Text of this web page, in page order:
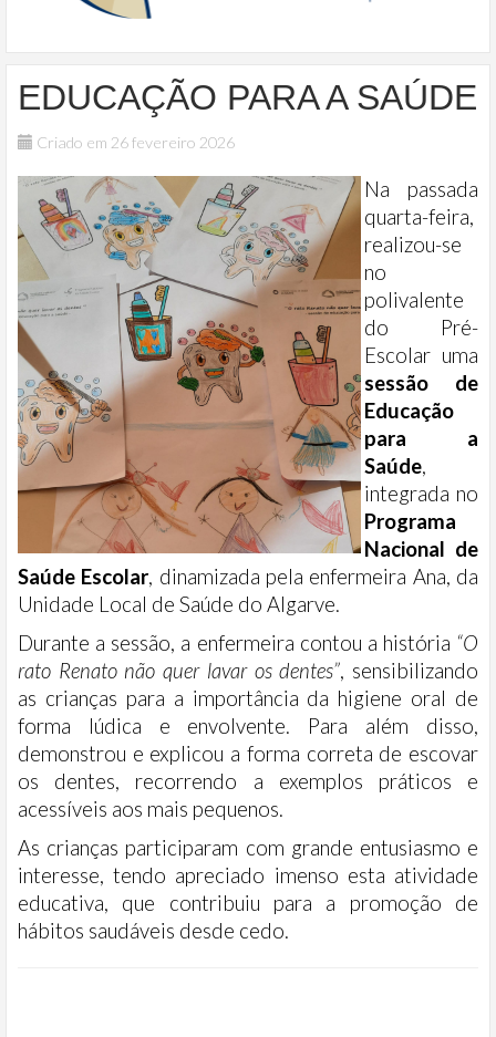
EDUCAÇÃO PARA A SAÚDE
Criado em 26 fevereiro 2026
Na passada
quarta-feira,
realizou-se
no
polivalente
do Pré-
Escolar uma
sessão de
Educação
para a
Saúde,
integrada no
Programa
Nacional de
Saúde Escolar, dinamizada pela enfermeira Ana, da
Unidade Local de Saúde do Algarve.
Durante a sessão, a enfermeira contou a história “O
rato Renato não quer lavar os dentes”, sensibilizando
as crianças para a importância da higiene oral de
forma lúdica e envolvente. Para além disso,
demonstrou e explicou a forma correta de escovar
os dentes, recorrendo a exemplos práticos e
acessíveis aos mais pequenos.
As crianças participaram com grande entusiasmo e
interesse, tendo apreciado imenso esta atividade
educativa, que contribuiu para a promoção de
hábitos saudáveis desde cedo.